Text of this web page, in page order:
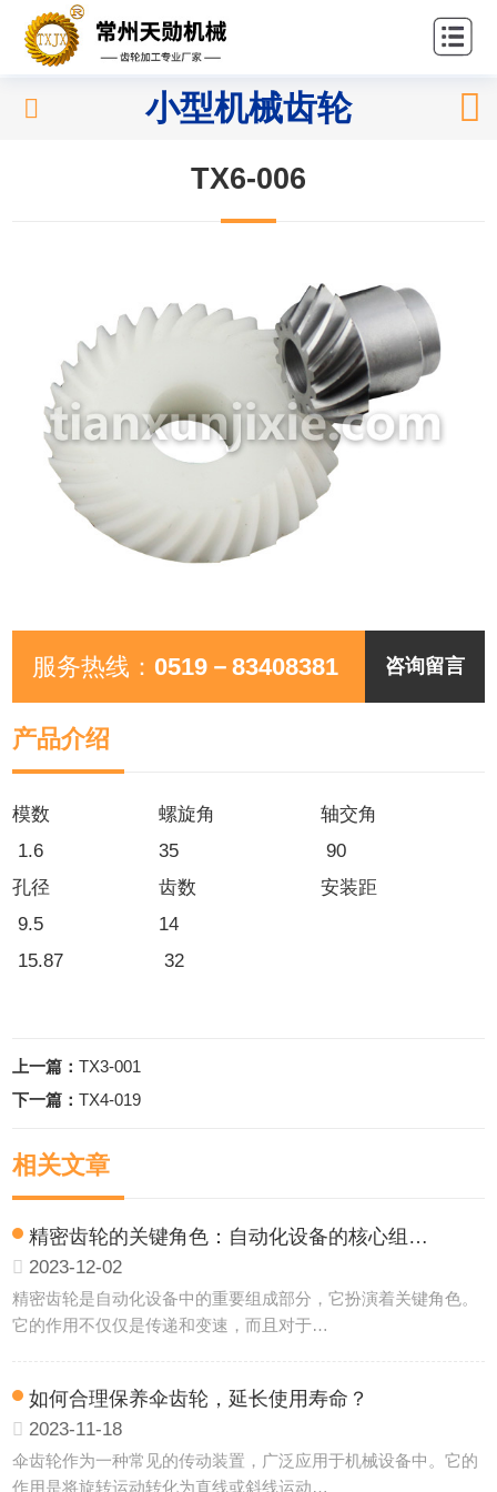
站首
关
于我
产
小型机械齿轮
TX6-006
服务热线： 0519－83408381 咨询留言
产品介绍
模数 螺旋角
轴交角
1.6
35
90
孔径
齿数
安装距
9.5
14
15.87
32
上一篇：TX3-001
下一篇：TX4-019
相关文章
精密齿轮的关键角色：自动化设备的核心组…
2023-12-02
精密齿轮是自动化设备中的重要组成部分，它扮演着关键角色。
它的作用不仅仅是传递和变速，而且对于…
如何合理保养伞齿轮，延长使用寿命？
2023-11-18
伞齿轮作为一种常见的传动装置，广泛应用于机械设备中。它的
作用是将旋转运动转化为直线或斜线运动…